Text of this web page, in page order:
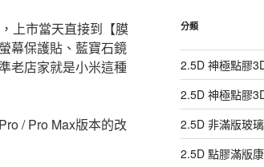
上市當天直接到【膜
幕保護貼、藍寶石鏡
老店家就是小米這種
/ Pro Max版本的改
分類
2.5D 神極點膠
2.5D 神極點膠
2.5D 非滿版玻
2.5D 點膠滿版